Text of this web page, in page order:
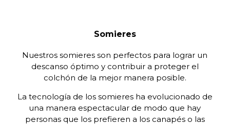
Somieres
Nuestros somieres son perfectos para lograr un
descanso óptimo y contribuir a proteger el
colchón de la mejor manera posible.
La tecnología de los somieres ha evolucionado de
una manera espectacular de modo que hay
personas que los prefieren a los canapés o las